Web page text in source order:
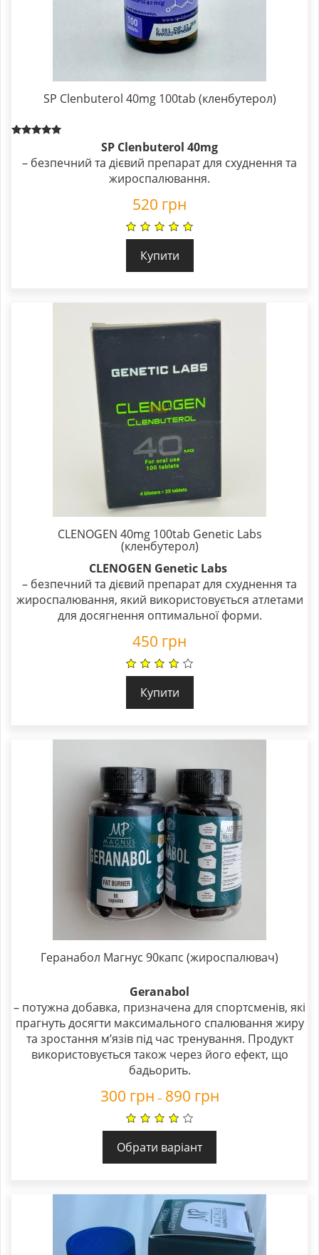
SP Clenbuterol 40mg 100tab (кленбутерол)
out of 5
SP Clenbuterol 40mg
– безпечний та дієвий препарат для схуднення та
жироспалювання.
520 грн
Купити
CLENOGEN 40mg 100tab Genetic Labs
(кленбутерол)
CLENOGEN Genetic Labs
– безпечний та дієвий препарат для схуднення та
жироспалювання, який використовується атлетами
для досягнення оптимальної форми.
450 грн
Купити
Геранабол Магнус 90капс (жироспалювач)
Geranabol
– потужна добавка, призначена для спортсменів, які
прагнуть досягти максимального спалювання жиру
та зростання м’язів під час тренування. Продукт
використовується також через його ефект, що
бадьорить.
300 грн – 890 грн
Обрати варіант